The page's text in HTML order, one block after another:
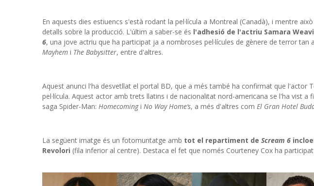
En aquests dies estiuencs s'està rodant la pel·lícula a Montreal (Canadà), i mentre
detalls sobre la producció. L'últim a saber-se és l'adhesió de l'actriu Samara
6, una jove actriu que ha participat ja a nombroses pel·lícules de gènere de terror tan
Mayhem i The Babysitter, entre d'altres.
Aquest anunci l'ha desvetllat el portal BD, que a més també ha confirmat que l'actor
pel·lícula. Aquest actor amb trets llatins i de nacionalitat nord-americana se l'ha vist a
saga Spider-Man: Homecomingi No Way Home‘s, a més d'altres com El Gran Hotel
La següent imatge és un fotomuntatge amb tot el repartiment de Scream 6
Revolori (fila inferior al centre). Destaca el fet que només Courteney Cox ha participat